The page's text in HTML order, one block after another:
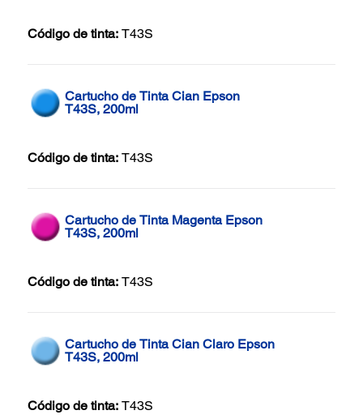
Código de tinta: T43S
Cartucho de Tinta Cian Epson
T43S, 200ml
Código de tinta: T43S
Cartucho de Tinta Magenta Epson
T43S, 200ml
Código de tinta: T43S
Cartucho de Tinta Cian Claro Epson
T43S, 200ml
Código de tinta: T43S